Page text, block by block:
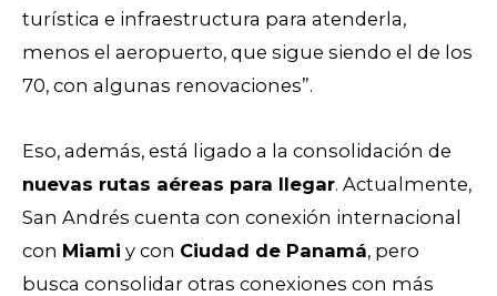
turística e infraestructura para atenderla,
menos el aeropuerto, que sigue siendo el de los
70, con algunas renovaciones”.
Eso, además, está ligado a la consolidación de
nuevas rutas aéreas para llegar. Actualmente,
San Andrés cuenta con conexión internacional
con Miami y con Ciudad de Panamá, pero
busca consolidar otras conexiones con más